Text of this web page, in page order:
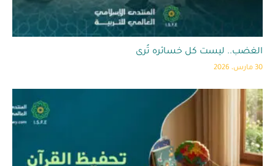
الغضب.. ليست كل خسائره تُرى
30 مارس، 2026